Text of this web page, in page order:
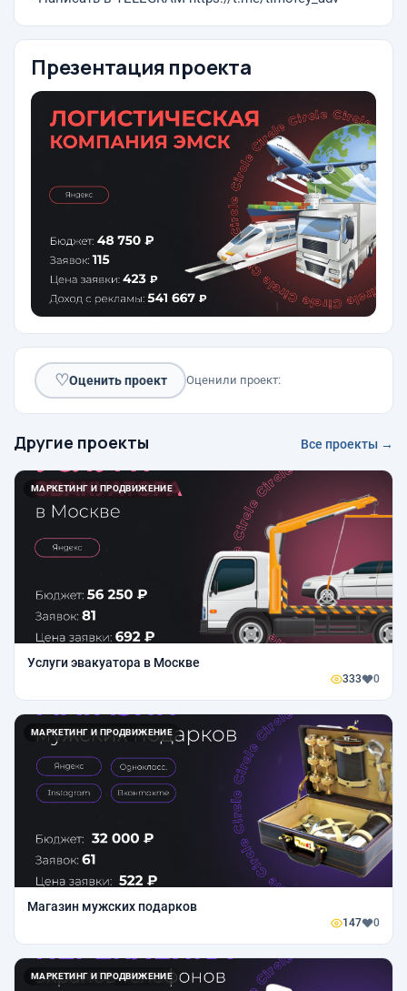
Презентация проекта
♡Оценить проект Оценили проект:
Другие проекты Все проекты →
МАРКЕТИНГ И ПРОДВИЖЕНИЕ
Услуги эвакуатора в Москве
333 0
МАРКЕТИНГ И ПРОДВИЖЕНИЕ
Магазин мужских подарков
147 0
МАРКЕТИНГ И ПРОДВИЖЕНИЕ